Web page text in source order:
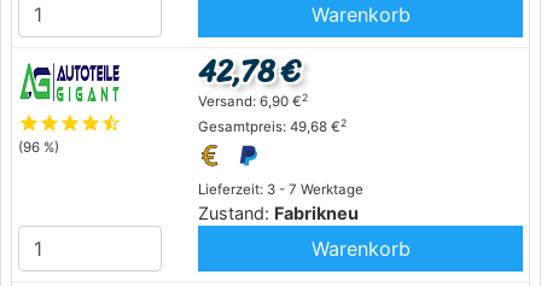
Warenkorb
starstarstarstarstar_half
(96 %)
Lieferzeit: 3 - 7 Werktage
Zustand: Fabrikneu
42,78 €
Versand: 6,90 €2
Gesamtpreis: 49,68 €2
Warenkorb